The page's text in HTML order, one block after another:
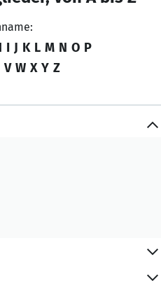
I J K L M N O P
V W X Y Z